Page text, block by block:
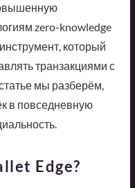
zero-knowledge
который
транзакциями с
мы разберём,
в повседневную
Edge?